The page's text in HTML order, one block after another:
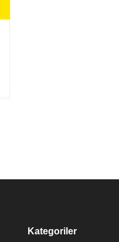
Kategoriler